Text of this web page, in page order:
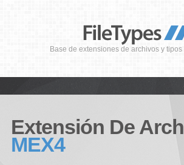
Base de extensiones de archivos y
Extensión De
MEX4